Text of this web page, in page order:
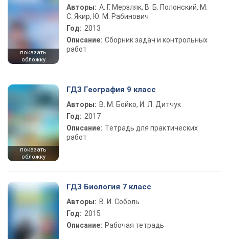
показать
обложку
Авторы: А. Г. Мерзляк, В. Б. Полонский, М.
С. Якир, Ю. М. Рабинович
Год: 2013
Описание: Сборник задач и контрольных
работ
показать
обложку
ГДЗ География 9 класс
Авторы: В. М. Бойко, И. Л. Дитчук
Год: 2017
Описание: Тетрадь для практических
работ
ГДЗ Биология 7 класс
Авторы: В. И. Соболь
Год: 2015
Описание: Рабочая тетрадь